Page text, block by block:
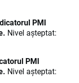
PMI
Nivel așteptat:
PMI
Nivel așteptat: